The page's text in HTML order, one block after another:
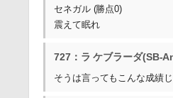
セネガル (勝点0)
震えて眠れ
727：ラ ケブラーダ(SB-
そうは言ってもこんな成績